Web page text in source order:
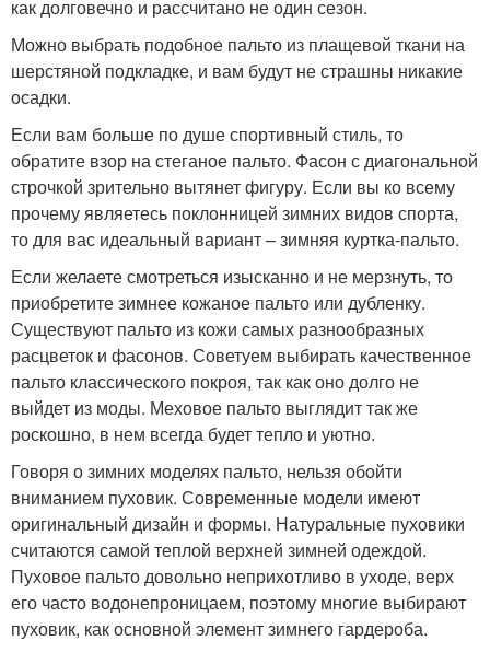
как долговечно и рассчитано не один сезон.
Можно выбрать подобное пальто из плащевой ткани на
шерстяной подкладке, и вам будут не страшны никакие
осадки.
Если вам больше по душе спортивный стиль, то
обратите взор на стеганое пальто. Фасон с диагональной
строчкой зрительно вытянет фигуру. Если вы ко всему
прочему являетесь поклонницей зимних видов спорта,
то для вас идеальный вариант – зимняя куртка-пальто.
Если желаете смотреться изысканно и не мерзнуть, то
приобретите зимнее кожаное пальто или дубленку.
Существуют пальто из кожи самых разнообразных
расцветок и фасонов. Советуем выбирать качественное
пальто классического покроя, так как оно долго не
выйдет из моды. Меховое пальто выглядит так же
роскошно, в нем всегда будет тепло и уютно.
Говоря о зимних моделях пальто, нельзя обойти
вниманием пуховик. Современные модели имеют
оригинальный дизайн и формы. Натуральные пуховики
считаются самой теплой верхней зимней одеждой.
Пуховое пальто довольно неприхотливо в уходе, верх
его часто водонепроницаем, поэтому многие выбирают
пуховик, как основной элемент зимнего гардероба.